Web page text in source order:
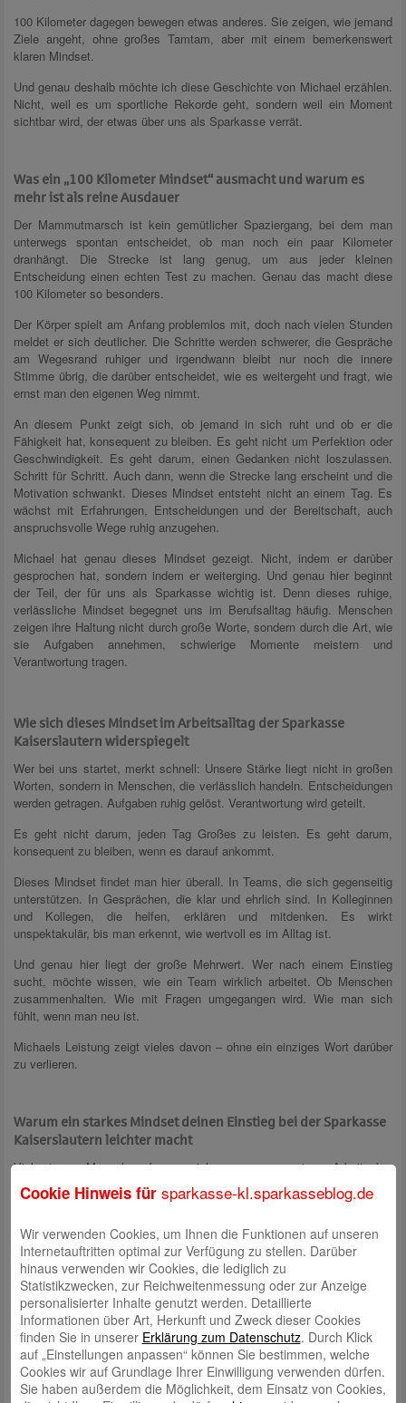
100 Kilometer dagegen bewegen etwas anderes. Sie zeigen, wie jemand
Ziele angeht, ohne großes Tamtam, aber mit einem bemerkenswert
klaren Mindset.
Und genau deshalb möchte ich diese Geschichte von Michael erzählen.
Nicht, weil es um sportliche Rekorde geht, sondern weil ein Moment
sichtbar wird, der etwas über uns als Sparkasse verrät.
Was ein „100 Kilometer Mindset“ ausmacht und warum es
mehr ist als reine Ausdauer
Der Mammutmarsch ist kein gemütlicher Spaziergang, bei dem man
unterwegs spontan entscheidet, ob man noch ein paar Kilometer
dranhängt. Die Strecke ist lang genug, um aus jeder kleinen
Entscheidung einen echten Test zu machen. Genau das macht diese
100 Kilometer so besonders.
Der Körper spielt am Anfang problemlos mit, doch nach vielen Stunden
meldet er sich deutlicher. Die Schritte werden schwerer, die Gespräche
am Wegesrand ruhiger und irgendwann bleibt nur noch die innere
Stimme übrig, die darüber entscheidet, wie es weitergeht und fragt, wie
ernst man den eigenen Weg nimmt.
An diesem Punkt zeigt sich, ob jemand in sich ruht und ob er die
Fähigkeit hat, konsequent zu bleiben. Es geht nicht um Perfektion oder
Geschwindigkeit. Es geht darum, einen Gedanken nicht loszulassen.
Schritt für Schritt. Auch dann, wenn die Strecke lang erscheint und die
Motivation schwankt. Dieses Mindset entsteht nicht an einem Tag. Es
wächst mit Erfahrungen, Entscheidungen und der Bereitschaft, auch
anspruchsvolle Wege ruhig anzugehen.
Michael hat genau dieses Mindset gezeigt. Nicht, indem er darüber
gesprochen hat, sondern indem er weiterging. Und genau hier beginnt
der Teil, der für uns als Sparkasse wichtig ist. Denn dieses ruhige,
verlässliche Mindset begegnet uns im Berufsalltag häufig. Menschen
zeigen ihre Haltung nicht durch große Worte, sondern durch die Art, wie
sie Aufgaben annehmen, schwierige Momente meistern und
Verantwortung tragen.
Wie sich dieses Mindset im Arbeitsalltag der Sparkasse
Kaiserslautern widerspiegelt
Wer bei uns startet, merkt schnell: Unsere Stärke liegt nicht in großen
Worten, sondern in Menschen, die verlässlich handeln. Entscheidungen
werden getragen. Aufgaben ruhig gelöst. Verantwortung wird geteilt.
Es geht nicht darum, jeden Tag Großes zu leisten. Es geht darum,
konsequent zu bleiben, wenn es darauf ankommt.
Dieses Mindset findet man hier überall. In Teams, die sich gegenseitig
unterstützen. In Gesprächen, die klar und ehrlich sind. In Kolleginnen
und Kollegen, die helfen, erklären und mitdenken. Es wirkt
unspektakulär, bis man erkennt, wie wertvoll es im Alltag ist.
Und genau hier liegt der große Mehrwert. Wer nach einem Einstieg
sucht, möchte wissen, wie ein Team wirklich arbeitet. Ob Menschen
zusammenhalten. Wie mit Fragen umgegangen wird. Wie man sich
fühlt, wenn man neu ist.
Michaels Leistung zeigt vieles davon – ohne ein einziges Wort darüber
zu verlieren.
Warum ein starkes Mindset deinen Einstieg bei der Sparkasse
Kaiserslautern leichter macht
Viele junge Menschen fragen sich, woran man einen Arbeitgeber
erkennt, der zu einem passt. Die Antwort liegt selten in Werbetexten
oder Broschüren. Sie liegt in den Menschen. In ihrem Verhalten. In
Ein 100-Kilometer-Weg zeigt, wie jemand mit Druck, langen Phasen und
Unsicherheiten umgeht. Nicht perfekt, sondern verlässlich. Und genau
diese Art von Ruhe findet man hier jeden Tag.
Du musst bei uns keine extremen Strecken laufen. Kein Test. Kein
Wettbewerb. Keine Rekorde. Aber du wirst Menschen treffen, die
dranbleiben. Die dir den Einstieg leichter machen. Die verstehen, wie es
sich anfühlt, neu zu sein, und die gemeinsam dafür sorgen, dass du
deinen eigenen Weg findest.
Cookie Hinweis für sparkasse-kl.sparkasseblog.de
Wir verwenden Cookies, um Ihnen die Funktionen auf unseren
Internetauftritten optimal zur Verfügung zu stellen. Darüber
hinaus verwenden wir Cookies, die lediglich zu
Statistikzwecken, zur Reichweitenmessung oder zur Anzeige
personalisierter Inhalte genutzt werden. Detaillierte
Informationen über Art, Herkunft und Zweck dieser Cookies
finden Sie in unserer Erklärung zum Datenschutz. Durch Klick
auf „Einstellungen anpassen“ können Sie bestimmen, welche
Cookies wir auf Grundlage Ihrer Einwilligung verwenden dürfen.
Sie haben außerdem die Möglichkeit, dem Einsatz von Cookies,